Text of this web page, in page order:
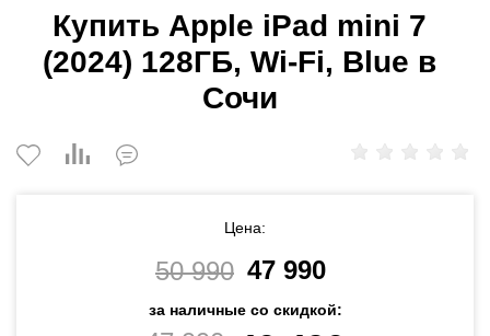
Купить Apple iPad mini 7
(2024) 128ГБ, Wi-Fi, Blue в
Сочи
Цена:
50 990 47 990
за наличные со скидкой: